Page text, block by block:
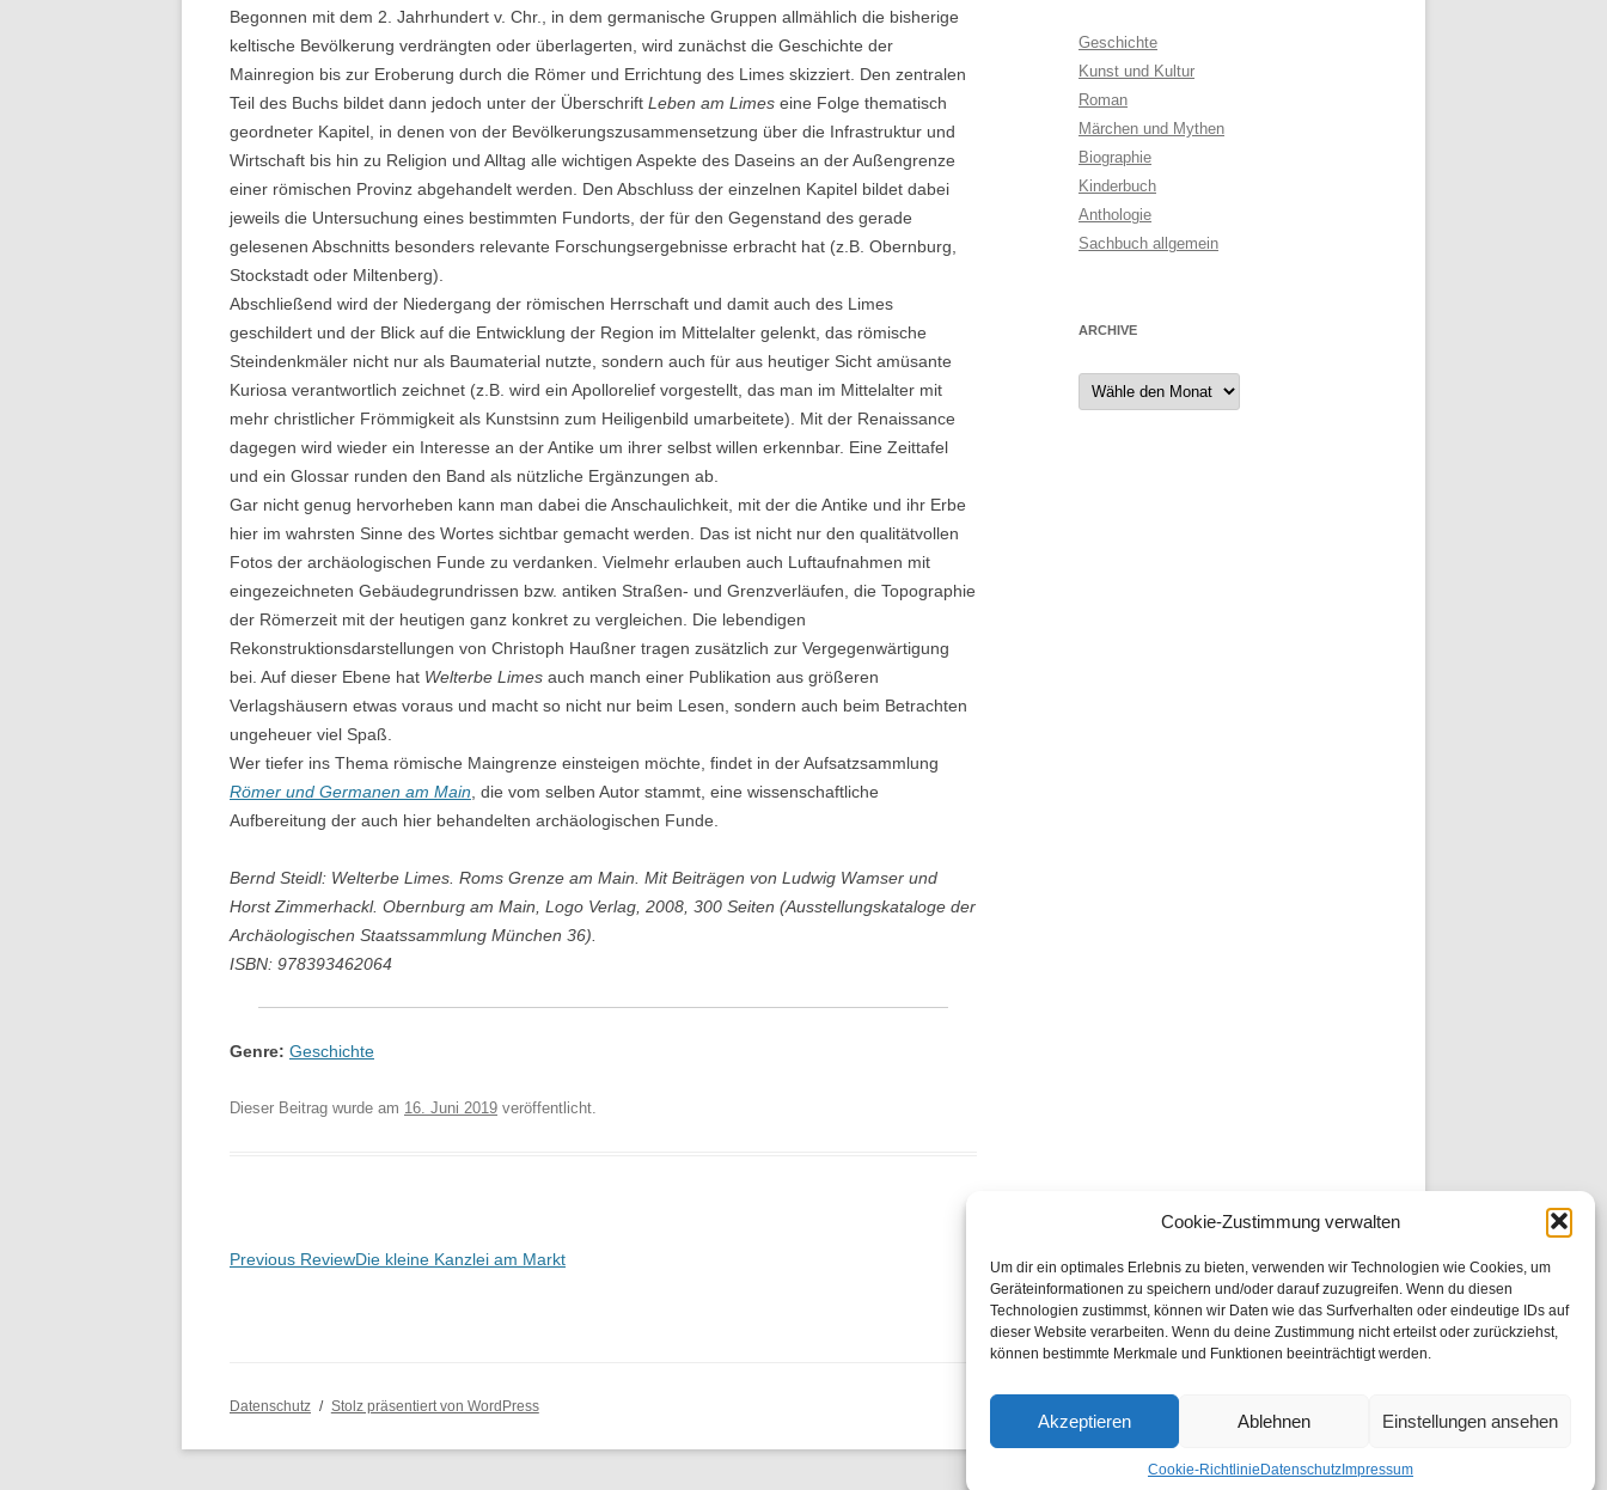
Cookie-Zustimmung verwalten
Um dir ein optimales Erlebnis zu bieten, verwenden wir Technologien wie Cookies, um
Geräteinformationen zu speichern und/oder darauf zuzugreifen. Wenn du diesen
Technologien zustimmst, können wir Daten wie das Surfverhalten oder eindeutige IDs auf
dieser Website verarbeiten. Wenn du deine Zustimmung nicht erteilst oder zurückziehst,
können bestimmte Merkmale und Funktionen beeinträchtigt werden.
Akzeptieren Ablehnen Einstellungen ansehen
Cookie-Richtlinie DatenschutzImpressum
Begonnen mit dem 2. Jahrhundert v. Chr., in dem germanische Gruppen allmählich die bisherige
keltische Bevölkerung verdrängten oder überlagerten, wird zunächst die Geschichte der
Mainregion bis zur Eroberung durch die Römer und Errichtung des Limes skizziert. Den zentralen
Teil des Buchs bildet dann jedoch unter der Überschrift Leben am Limes eine Folge thematisch
geordneter Kapitel, in denen von der Bevölkerungszusammensetzung über die Infrastruktur und
Wirtschaft bis hin zu Religion und Alltag alle wichtigen Aspekte des Daseins an der Außengrenze
einer römischen Provinz abgehandelt werden. Den Abschluss der einzelnen Kapitel bildet dabei
jeweils die Untersuchung eines bestimmten Fundorts, der für den Gegenstand des gerade
gelesenen Abschnitts besonders relevante Forschungsergebnisse erbracht hat (z.B. Obernburg,
Stockstadt oder Miltenberg).
Abschließend wird der Niedergang der römischen Herrschaft und damit auch des Limes
geschildert und der Blick auf die Entwicklung der Region im Mittelalter gelenkt, das römische
Steindenkmäler nicht nur als Baumaterial nutzte, sondern auch für aus heutiger Sicht amüsante
Kuriosa verantwortlich zeichnet (z.B. wird ein Apollorelief vorgestellt, das man im Mittelalter mit
mehr christlicher Frömmigkeit als Kunstsinn zum Heiligenbild umarbeitete). Mit der Renaissance
dagegen wird wieder ein Interesse an der Antike um ihrer selbst willen erkennbar. Eine Zeittafel
und ein Glossar runden den Band als nützliche Ergänzungen ab.
Gar nicht genug hervorheben kann man dabei die Anschaulichkeit, mit der die Antike und ihr Erbe
hier im wahrsten Sinne des Wortes sichtbar gemacht werden. Das ist nicht nur den qualitätvollen
Fotos der archäologischen Funde zu verdanken. Vielmehr erlauben auch Luftaufnahmen mit
eingezeichneten Gebäudegrundrissen bzw. antiken Straßen- und Grenzverläufen, die Topographie
der Römerzeit mit der heutigen ganz konkret zu vergleichen. Die lebendigen
Rekonstruktionsdarstellungen von Christoph Haußner tragen zusätzlich zur Vergegenwärtigung
bei. Auf dieser Ebene hat Welterbe Limes auch manch einer Publikation aus größeren
Verlagshäusern etwas voraus und macht so nicht nur beim Lesen, sondern auch beim Betrachten
ungeheuer viel Spaß.
Wer tiefer ins Thema römische Maingrenze einsteigen möchte, findet in der Aufsatzsammlung
Römer und Germanen am Main , die vom selben Autor stammt, eine wissenschaftliche
Aufbereitung der auch hier behandelten archäologischen Funde.
Bernd Steidl: Welterbe Limes. Roms Grenze am Main. Mit Beiträgen von Ludwig Wamser und
Horst Zimmerhackl. Obernburg am Main, Logo Verlag, 2008, 300 Seiten (Ausstellungskataloge der
Archäologischen Staatssammlung München 36).
ISBN: 978393462064
Genre: Geschichte
Dieser Beitrag wurde am 16. Juni 2019 veröffentlicht.
Beitragsnavigation
Previous ReviewDie kleine Kanzlei am Markt
Geschichte
Kunst und Kultur
Roman
Märchen und Mythen
Biographie
Kinderbuch
Anthologie
Sachbuch allgemein
ARCHIVE
Archive
Datenschutz Stolz präsentiert von WordPress